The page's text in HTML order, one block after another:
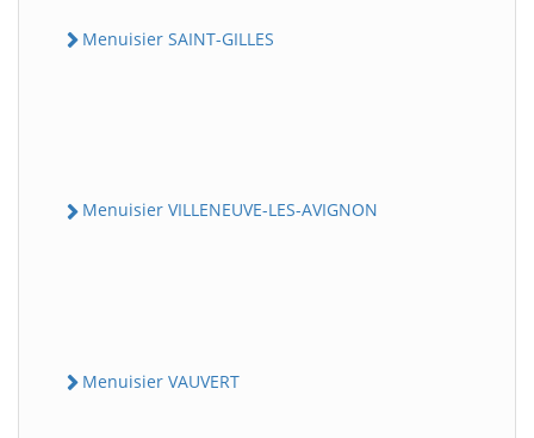
Menuisier SAINT-GILLES
Menuisier VILLENEUVE-LES-AVIGNON
Menuisier VAUVERT